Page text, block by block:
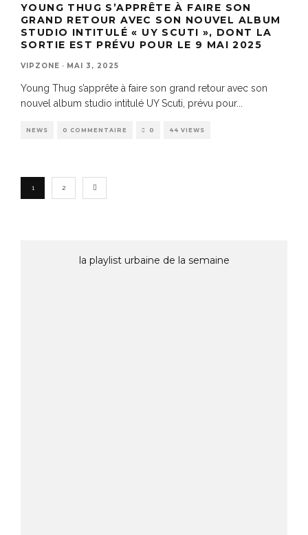
YOUNG THUG S’APPRÊTE À FAIRE SON
GRAND RETOUR AVEC SON NOUVEL ALBUM
STUDIO INTITULÉ « UY SCUTI », DONT LA
SORTIE EST PRÉVU POUR LE 9 MAI 2025
VIPZONE · MAI 3, 2025
Young Thug s’apprête à faire son grand retour avec son
nouvel album studio intitulé UY Scuti, prévu pour...
NEWS 0 COMMENTAIRE 0 44 VIEWS
1 2
la playlist urbaine de la semaine